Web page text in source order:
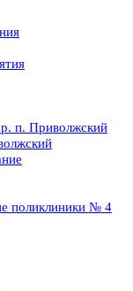
п. Приволжский
поликлиники № 4